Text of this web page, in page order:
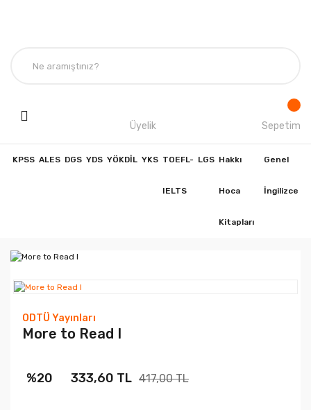
Üyelik Sepetim
KPSS ALES DGS YDS YÖKDİL YKS TOEFL-
IELTS
LGS Hakkı
Hoca
Kitapları
Genel
İngilizce
ODTÜ Yayınları
More to Read I
%20 333,60 TL 417,00 TL